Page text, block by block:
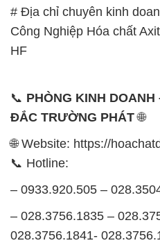
# Địa chỉ chuyên kinh
Công Nghiệp Hóa chất
HF
📞 PHÒNG KINH
ĐẮC TRƯỜNG PHÁT🌐
🌐 Website: https://
📞 Hotline:
– 0933.920.505 –
– 028.3756.1835 –
028.3756.1841-